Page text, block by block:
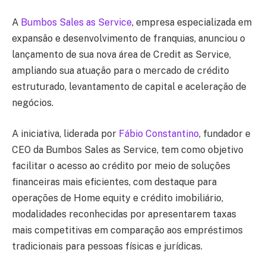
A Bumbos Sales as Service, empresa especializada em
expansão e desenvolvimento de franquias, anunciou o
lançamento de sua nova área de Credit as Service,
ampliando sua atuação para o mercado de crédito
estruturado, levantamento de capital e aceleração de
negócios.
A iniciativa, liderada por Fábio Constantino, fundador e
CEO da Bumbos Sales as Service, tem como objetivo
facilitar o acesso ao crédito por meio de soluções
financeiras mais eficientes, com destaque para
operações de Home equity e crédito imobiliário,
modalidades reconhecidas por apresentarem taxas
mais competitivas em comparação aos empréstimos
tradicionais para pessoas físicas e jurídicas.